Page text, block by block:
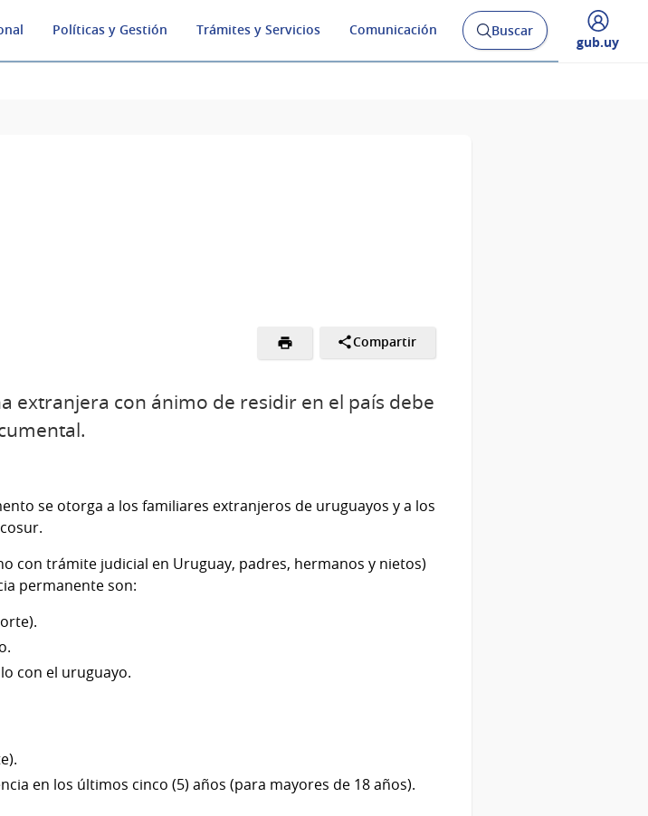
Políticas y Gestión Trámites y Servicios Comunicación
Abrir
buscador
Buscar
Desplegar
gub.uy
Compartir
extranjera con ánimo de residir en el país debe
se otorga a los familiares extranjeros de uruguayos y a los
con trámite judicial en Uruguay, padres, hermanos y nietos)
permanente son:
con el uruguayo.
en los últimos cinco (5) años (para mayores de 18 años).